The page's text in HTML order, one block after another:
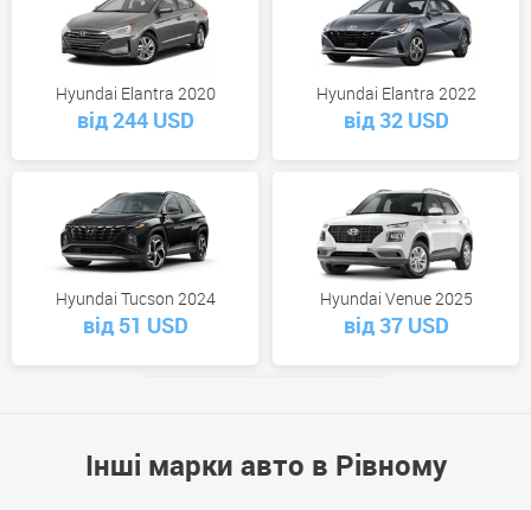
Hyundai Elantra 2020
від 244 USD
Hyundai Elantra 2022
від 32 USD
Hyundai Tucson 2024
від 51 USD
Hyundai Venue 2025
від 37 USD
Інші марки авто в Рівному